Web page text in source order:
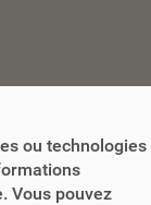
ou technologies
Vous pouvez